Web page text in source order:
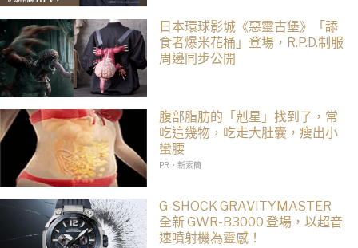
日本環球影城《惡靈古堡》「舔
食者爆米花桶」登場，R.P.D.制服
周邊同步公開
腹部脂肪的「剋星」找到了，常
吃這幾物，吃走大肚囊，瘦出小
蠻腰
PR・新素簡
G-SHOCK GRAVITYMASTER
全新 GWR-B3000 登場，以超音
速噴射機為靈感！